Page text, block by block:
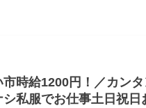
時給1200円！／カン
シ私服でお仕事土日祝